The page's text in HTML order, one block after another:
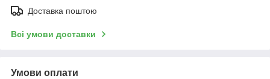
Доставка поштою
Всі умови доставки
Умови оплати